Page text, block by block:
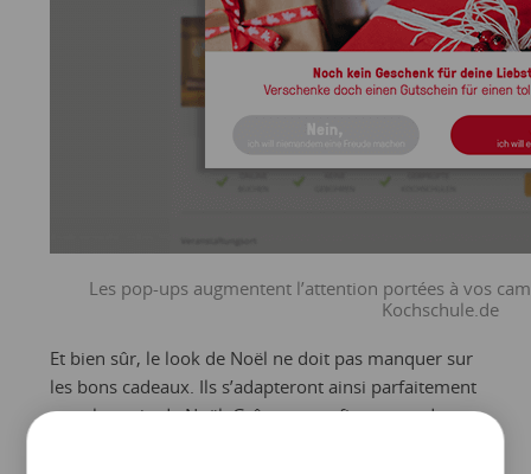
Les pop-ups augmentent l’attention portées à vos
Kochschule.de
Et bien sûr, le look de Noël ne doit pas manquer sur
les bons cadeaux. Ils s’adapteront ainsi parfaitement
sous le sapin de Noël. Grâce au configurateur de